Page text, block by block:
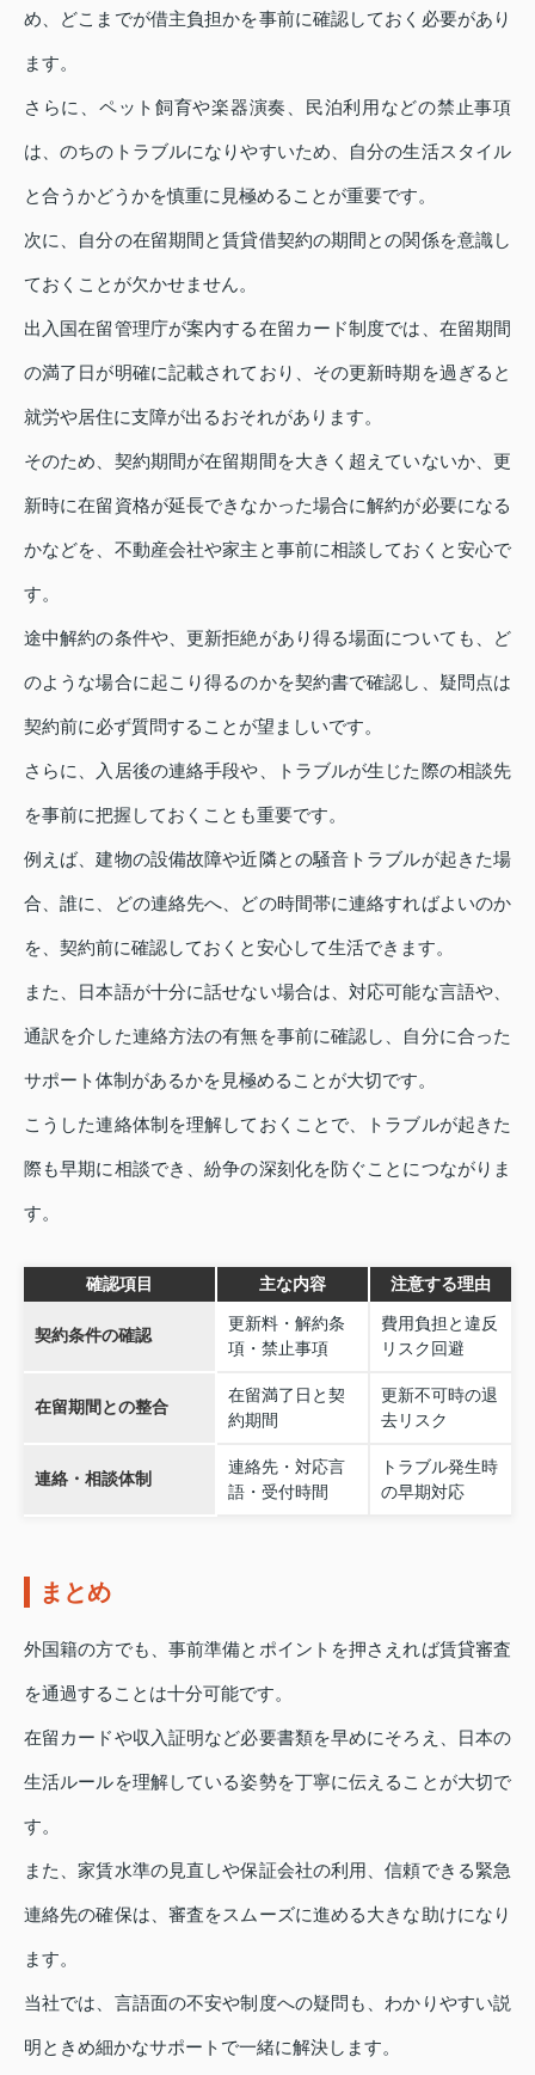
め、どこまでが借主負担かを事前に確認しておく必要があり
ます。
さらに、ペット飼育や楽器演奏、民泊利用などの禁止事項
は、のちのトラブルになりやすいため、自分の生活スタイル
と合うかどうかを慎重に見極めることが重要です。
次に、自分の在留期間と賃貸借契約の期間との関係を意識し
ておくことが欠かせません。
出入国在留管理庁が案内する在留カード制度では、在留期間
の満了日が明確に記載されており、その更新時期を過ぎると
就労や居住に支障が出るおそれがあります。
そのため、契約期間が在留期間を大きく超えていないか、更
新時に在留資格が延長できなかった場合に解約が必要になる
かなどを、不動産会社や家主と事前に相談しておくと安心で
す。
途中解約の条件や、更新拒絶があり得る場面についても、ど
のような場合に起こり得るのかを契約書で確認し、疑問点は
契約前に必ず質問することが望ましいです。
さらに、入居後の連絡手段や、トラブルが生じた際の相談先
を事前に把握しておくことも重要です。
例えば、建物の設備故障や近隣との騒音トラブルが起きた場
合、誰に、どの連絡先へ、どの時間帯に連絡すればよいのか
を、契約前に確認しておくと安心して生活できます。
また、日本語が十分に話せない場合は、対応可能な言語や、
通訳を介した連絡方法の有無を事前に確認し、自分に合った
サポート体制があるかを見極めることが大切です。
こうした連絡体制を理解しておくことで、トラブルが起きた
際も早期に相談でき、紛争の深刻化を防ぐことにつながりま
す。
確認項目 主な内容 注意する理由
契約条件の確認
更新料・解約条
項・禁止事項
費用負担と違反
リスク回避
在留期間との整合
在留満了日と契
約期間
更新不可時の退
去リスク
連絡・相談体制
連絡先・対応言
語・受付時間
トラブル発生時
の早期対応
まとめ
外国籍の方でも、事前準備とポイントを押さえれば賃貸審査
を通過することは十分可能です。
在留カードや収入証明など必要書類を早めにそろえ、日本の
生活ルールを理解している姿勢を丁寧に伝えることが大切で
す。
また、家賃水準の見直しや保証会社の利用、信頼できる緊急
連絡先の確保は、審査をスムーズに進める大きな助けになり
ます。
当社では、言語面の不安や制度への疑問も、わかりやすい説
明ときめ細かなサポートで一緒に解決します。